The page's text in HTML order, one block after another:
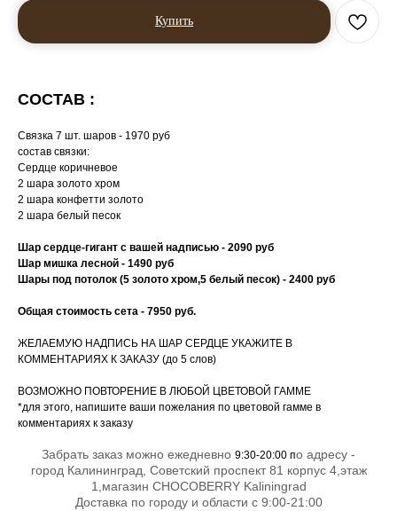
Купить
СОСТАВ :
Связка 7 шт. шаров - 1970 руб
состав связки:
Сердце коричневое
2 шара золото хром
2 шара конфетти золото
2 шара белый песок
Шар сердце-гигант с вашей надписью - 2090 руб
Шар мишка лесной - 1490 руб
Шары под потолок (5 золото хром,5 белый песок) - 2400 руб
Общая стоимость сета - 7950 руб.
ЖЕЛАЕМУЮ НАДПИСЬ НА ШАР СЕРДЦЕ УКАЖИТЕ В
КОММЕНТАРИЯХ К ЗАКАЗУ (до 5 слов)
ВОЗМОЖНО ПОВТОРЕНИЕ В ЛЮБОЙ ЦВЕТОВОЙ ГАММЕ
*для этого, напишите ваши пожелания по цветовой гамме в
комментариях к заказу
Забрать заказ можно ежедневно 9:30-20:00 по адресу -
город Калининград, Советский проспект 81 корпус 4,этаж
1,магазин CHOCOBERRY Kaliningrad
Доставка по городу и области с 9:00-21:00